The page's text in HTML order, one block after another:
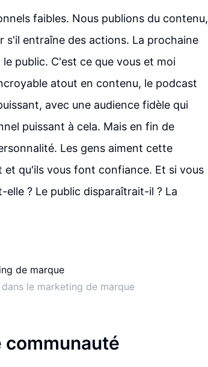
faibles. Nous publions du contenu,
s'il entraîne des actions. La prochaine
public. C'est ce que vous et moi
atout en contenu, le podcast
avec une audience fidèle qui
puissant à cela. Mais en fin de
Les gens aiment cette
et qu'ils vous font confiance. Et si vous
? Le public disparaîtrait-il ? La
le marketing de marque